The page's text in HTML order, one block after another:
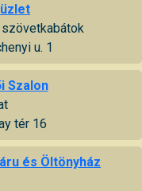
u. 1
Szalon
tér 16
és Öltönyház